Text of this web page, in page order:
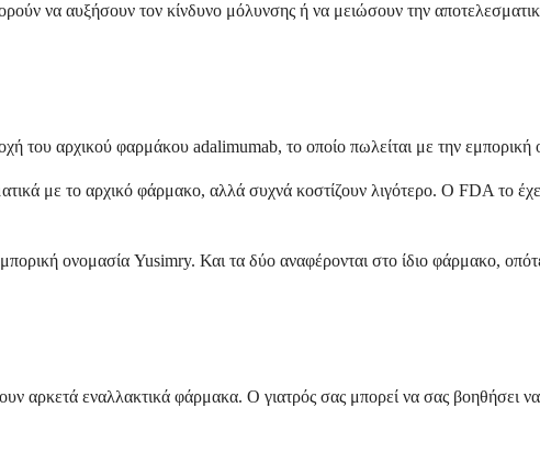
να αυξήσουν τον κίνδυνο μόλυνσης ή να μειώσουν την
του αρχικού φαρμάκου adalimumab, το οποίο πωλείται με την
με το αρχικό φάρμακο, αλλά συχνά κοστίζουν λιγότερο. Ο FDA το
ονομασία Yusimry. Και τα δύο αναφέρονται στο ίδιο φάρμακο,
αρκετά εναλλακτικά φάρμακα. Ο γιατρός σας μπορεί να σας βοηθήσει